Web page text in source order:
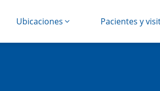
Ubicaciones Pacientes y